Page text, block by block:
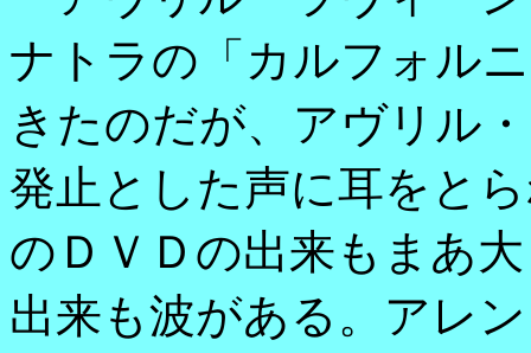
ナトラの「カルフォル
きたのだが、アヴリル
発止とした声に耳をと
のＤＶＤの出来もまあ
出来も波がある。アレ